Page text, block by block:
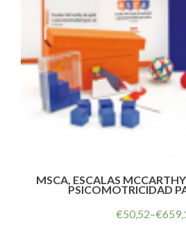
MSCA, ESCALAS
PSICOMOTRICIDAD
€50,52–€